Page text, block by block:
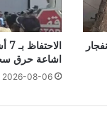
اشاعة حرق
2026-08-06